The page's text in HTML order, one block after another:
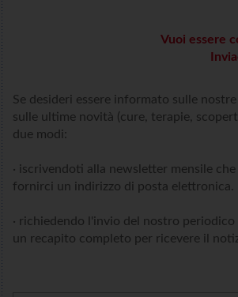
Vuoi essere
Se desideri essere informato sulle
sulle ultime novità (cure, terapie,
due modi:
· iscrivendoti alla newsletter mensile
fornirci un indirizzo di posta elettronica.
· richiedendo l'invio del nostro
un recapito completo per ricevere il